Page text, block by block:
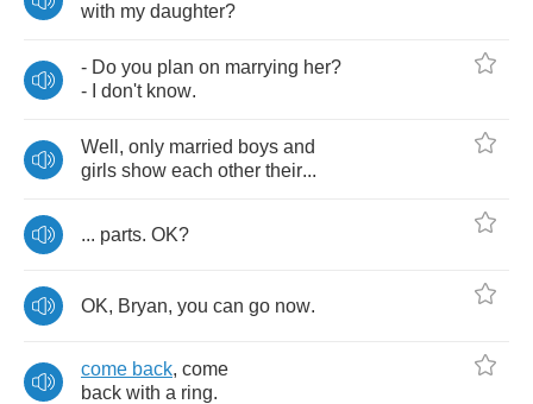
with my daughter?
- Do you plan on marrying her?
-
don't know.
Well , only married boys and
girls show each other their...
... parts. OK?
OK, Bryan, you can go now.
come back, come
back with a ring.